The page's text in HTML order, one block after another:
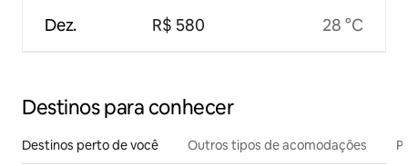
Dez. R$ 580 28 °C
Destinos para conhecer
Destinos perto de você Outros tipos de acomodações